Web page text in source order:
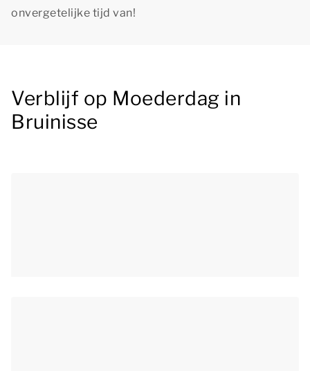
onvergetelijke tijd van!
Verblijf op Moederdag in
Bruinisse